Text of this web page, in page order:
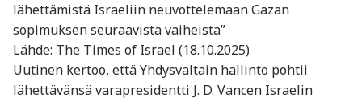
lähettämistä Israeliin neuvottelemaan Gazan
sopimuksen seuraavista vaiheista”
Lähde: The Times of Israel (18.10.2025)
Uutinen kertoo, että Yhdysvaltain hallinto pohtii
lähettävänsä varapresidentti J. D. Vancen Israelin